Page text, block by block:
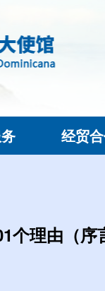
经贸
理由（序